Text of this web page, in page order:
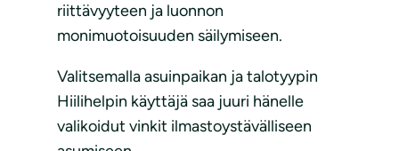
riittävyyteen ja luonnon
monimuotoisuuden säilymiseen.
Valitsemalla asuinpaikan ja talotyypin
Hiilihelpin käyttäjä saa juuri hänelle
valikoidut vinkit ilmastoystävälliseen